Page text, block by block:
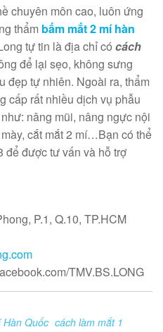
chuyên môn cao, luôn ứng
thẩm bấm mắt 2 mí hàn
tự tin là địa chỉ có cách
để lại sẹo, không sưng
đẹp tự nhiên. Ngoài ra, thẩm
cấp rất nhiều dịch vụ phẫu
nâng mũi, nâng ngực nội
cắt mắt 2 mí…Bạn có thể
để được tư vấn và hỗ trợ
P.1, Q.10, TP.HCM
TMV.BS.LONG
Quốc cách làm mắt 1